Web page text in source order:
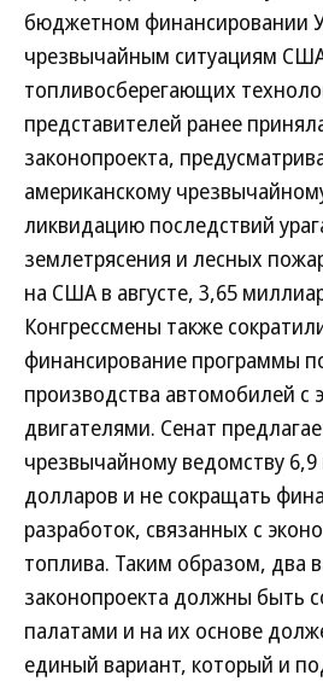
бюджетном финансировании
чрезвычайным ситуациям
топливосберегающих
представителей ранее
законопроекта,
американскому
ликвидацию последствий
землетрясения и лесных
на США в августе, 3,65
Конгрессмены также
финансирование программы
производства автомобилей
двигателями. Сенат
чрезвычайному ведомству
долларов и не сокращать
разработок, связанных с
топлива. Таким образом, два
законопроекта должны быть
палатами и на их основе
единый вариант, который и